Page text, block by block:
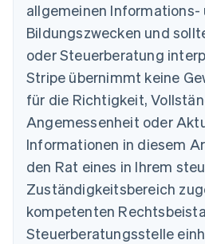
allgemeinen Informations-
Bildungszwecken und
oder Steuerberatung
Stripe übernimmt keine
für die Richtigkeit,
Angemessenheit oder
Informationen in diesem
den Rat eines in Ihrem
Zuständigkeitsbereich
kompetenten
Steuerberatungsstelle
Australien
English
Belgien
Nederlands Français Deutsch
Brasilien
PortuguêsEnglish
English
Dänemark
English
Deutschland
Deutsch English
Estland
Festlandchina